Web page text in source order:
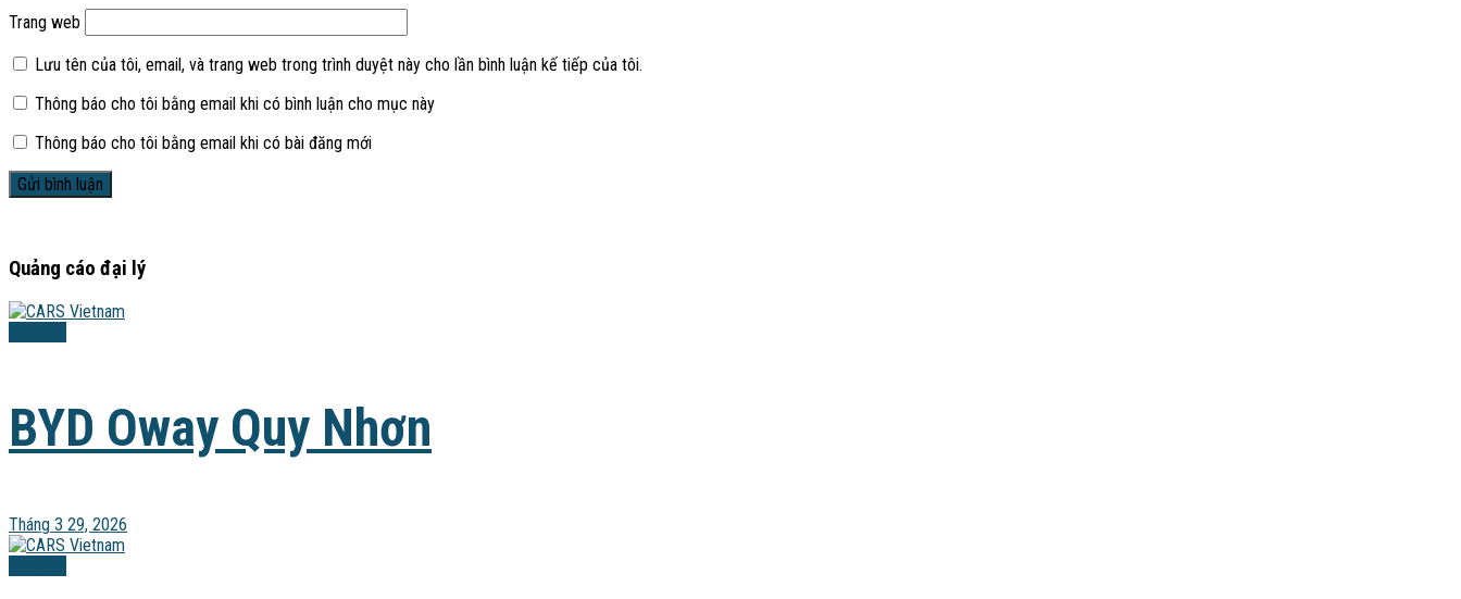
Trang web
Lưu tên của tôi, email, và trang web trong trình duyệt này cho lần bình luận kế tiếp của tôi.
Thông báo cho tôi bằng email khi có bình luận cho mục này
Thông báo cho tôi bằng email khi có bài đăng mới
Quảng cáo đại lý
BYD Oway Quy Nhơn
Tháng 3 29, 2026